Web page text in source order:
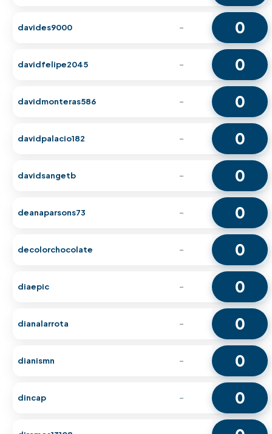
davides9000 - 0
davidfelipe2045 - 0
davidmonteras586 - 0
davidpalacio182 - 0
davidsangetb - 0
deanaparsons73 - 0
decolorchocolate - 0
diaepic - 0
dianalarrota - 0
dianismn - 0
dincap - 0